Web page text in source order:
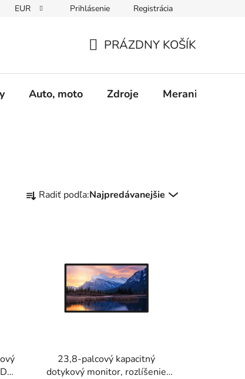
Obchodné podmienky Podmienky ochrany osobných údajov
EUR Prihlásenie Registrácia
KOŠÍK
PRÁZDNY KOŠÍK
Auto, moto Zdroje Meranie -
a Radiť podľa:Najpredávanejšie
23,8-palcový kapacitný
dotykový monitor, rozlíšenie